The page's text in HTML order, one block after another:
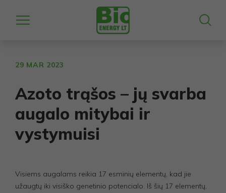
29 MAR 2023
Azoto trąšos – jų svarba
augalo mitybai ir
vystymuisi
Visiems augalams reikia 17 esminių elementų, kad jie
užaugtų iki visiško genetinio potencialo. Iš šių 17 elementų,